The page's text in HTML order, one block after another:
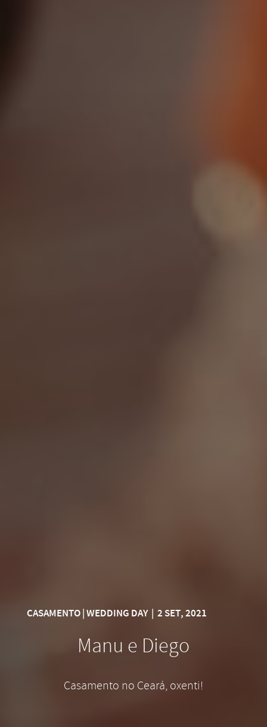
CASAMENTO | WEDDING DAY| 2 SET, 2021
Manu e Diego
Casamento no Ceará, oxenti!